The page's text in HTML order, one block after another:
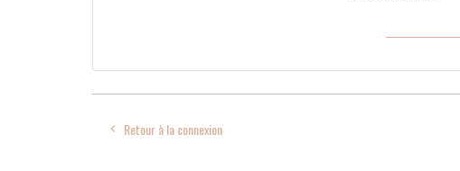
 Retour à la connexion